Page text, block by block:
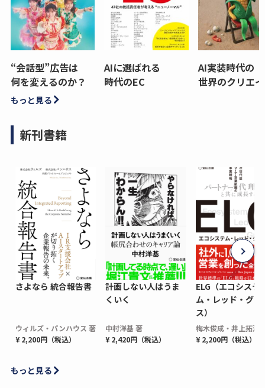
“会話型”広告は
何を変えるのか？
AIに選ばれる
時代のEC
AI実装時代の
世界のクリエ
もっと見る
新刊書籍
さよなら 統合報告書
ウィルズ・パンハウス 著
¥ 2,200円（税込）
計画しない人はうま
くいく
中村洋基 著
¥ 2,420円（税込）
ELG（エコシステ
ム・レッド・グロ
ス）
梅木俊成・井上拓海
¥ 2,200円（税込）
もっと見る